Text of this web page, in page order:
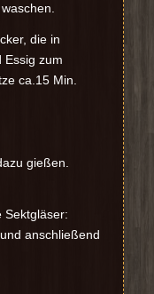
die in
Essig zum
ca.15 Min.
gießen.
Sektgläser:
anschließend